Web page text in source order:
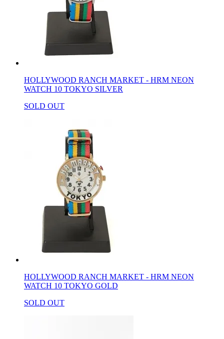
HOLLYWOOD RANCH MARKET - HRM NEON
WATCH 10 TOKYO SILVER
SOLD OUT
HOLLYWOOD RANCH MARKET - HRM NEON
WATCH 10 TOKYO GOLD
SOLD OUT